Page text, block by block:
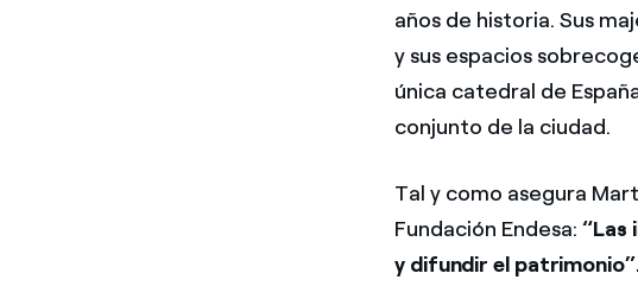
años de historia. Sus
y sus espacios
única catedral de
conjunto de la ciudad.
Tal y como asegura
Fundación Endesa:“Las
y difundir el